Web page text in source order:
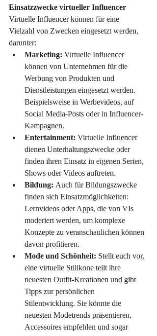
Einsatzzwecke virtueller Influencer
Virtuelle Influencer können für eine
Vielzahl von Zwecken eingesetzt werden,
darunter:
Marketing: Virtuelle Influencer
können von Unternehmen für die
Werbung von Produkten und
Dienstleistungen eingesetzt werden.
Beispielsweise in Werbevideos, auf
Social Media-Posts oder in Influencer-
Kampagnen.
Entertainment: Virtuelle Influencer
dienen Unterhaltungszwecke oder
finden ihren Einsatz in eigenen Serien,
Shows oder Videos auftreten.
Bildung: Auch für Bildungszwecke
finden sich Einsatzmöglichkeiten:
Lernvideos oder Apps, die von VIs
moderiert werden, um komplexe
Konzepte zu veranschaulichen können
davon profitieren.
Mode und Schönheit: Stellt euch vor,
eine virtuelle Stilikone teilt ihre
neuesten Outfit-Kreationen und gibt
Tipps zur persönlichen
Stilentwicklung. Sie könnte die
neuesten Modetrends präsentieren,
Accessoires empfehlen und sogar